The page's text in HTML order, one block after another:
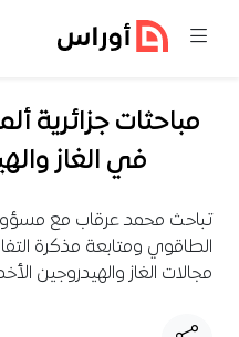
مباحثات جزائرية
في الغاز
تباحث محمد عرقاب مع مسؤول
مجالات الغاز والهيدروجين